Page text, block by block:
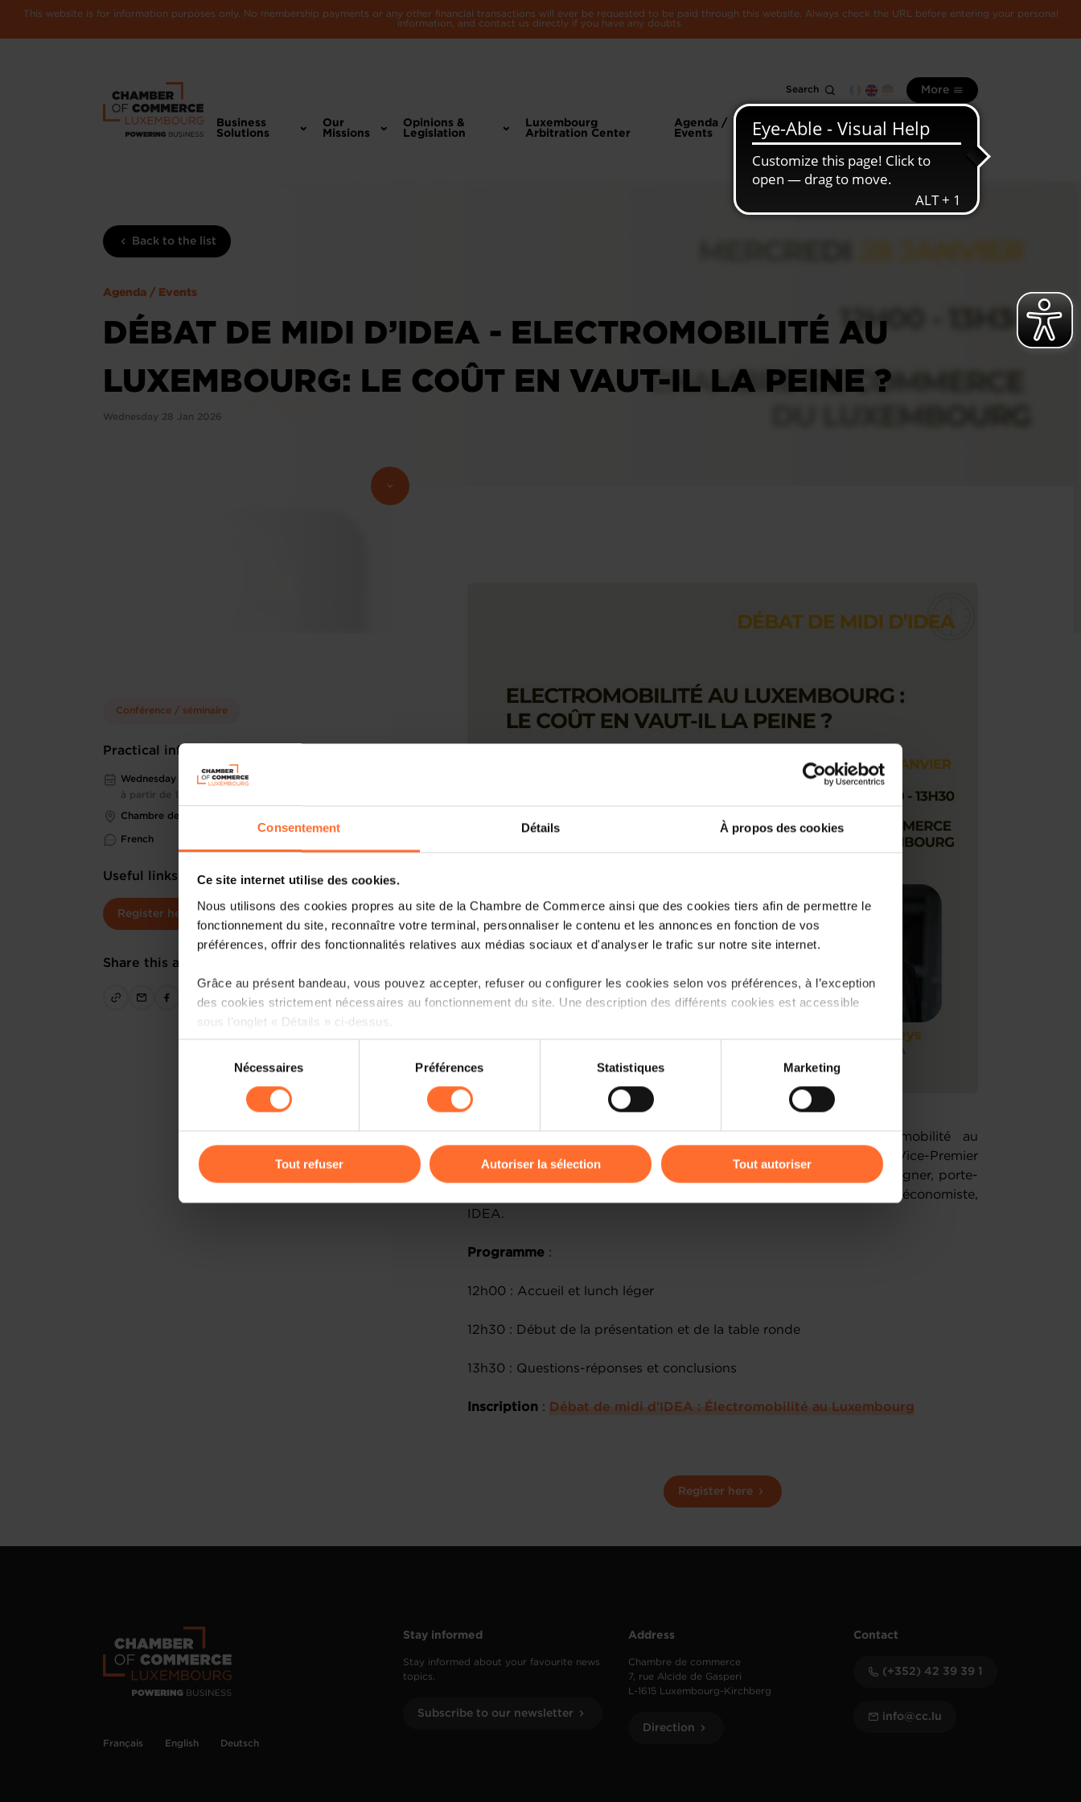
Consentement Détails À propos des cookies
Ce site internet utilise des cookies.
Nous utilisons des cookies propres au site de la Chambre de Commerce ainsi que des cookies tiers afin de permettre le
fonctionnement du site, reconnaître votre terminal, personnaliser le contenu et les annonces en fonction de vos
préférences, offrir des fonctionnalités relatives aux médias sociaux et d'analyser le trafic sur notre site internet.
Grâce au présent bandeau, vous pouvez accepter, refuser ou configurer les cookies selon vos préférences, à l’exception
des cookies strictement nécessaires au fonctionnement du site. Une description des différents cookies est accessible
sous l’onglet « Détails » ci-dessus.
Il est précisé que la navigation sur le site et certaines fonctionnalités (ex : lecture de vidéos, partage sur les réseaux
sociaux, sauvegarde des préférences de lecture vidéo, personnalisation de l’affichage du site) peuvent être affectées en
cas de refus de tous les cookies ou des cookies non nécessaires.
gauche de chaque page.
Charte d’usage des cookies
consentement
Nécessaires Préférences Statistiques Marketing
Tout refuser Autoriser la sélection Tout autoriser
This website is for information purposes only. No membership payments or any other financial transactions will ever be requested to be paid through this website. Always check the URL before entering your personal
information, and contact us directly if you have any doubts.
Search More
Business
Solutions
Our
Missions
Opinions &
Legislation
Luxembourg
Arbitration Center
Agenda /
Events
information
Luxembourg
economy
Back to the list
Agenda / Events
DÉBAT DE MIDI D’IDEA - ELECTROMOBILITÉ AU
LUXEMBOURG: LE COÛT EN VAUT-IL LA PEINE ?
Wednesday 28 Jan 2026
Conférence / séminaire
Practical information
Wednesday 28 Jan 2026
à partir de 12h00
Chambre de Commerce
French
Useful links
Register here
Share this article
Cette première édition sera consacrée à l’avenir de l’électromobilité au
Luxembourg avec la participation de François Bausch, ancien Vice-Premier
ministre et ministre de la Mobilité et des Travaux publics ; Gerry Wagner, porte-
parole de la House of Automobile Luxembourg et Frédéric Meys, économiste,
IDEA.
Programme :
12h00 : Accueil et lunch léger
12h30 : Début de la présentation et de la table ronde
13h30 : Questions-réponses et conclusions
Inscription : Débat de midi d'IDEA : Électromobilité au Luxembourg
Register here
Français English Deutsch
Stay informed
Stay informed about your favourite news
topics.
Subscribe to our newsletter
Address
Chambre de commerce
7, rue Alcide de Gasperi
L-1615 Luxembourg-Kirchberg
Direction
Contact
(+352) 42 39 39 1
info@cc.lu